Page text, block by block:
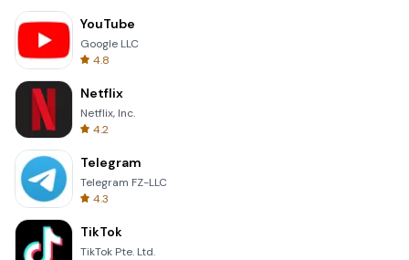
YouTube
Google LLC
4.8
Netflix
Netflix, Inc.
4.2
Telegram
Telegram FZ-LLC
4.3
TikTok
TikTok Pte. Ltd.